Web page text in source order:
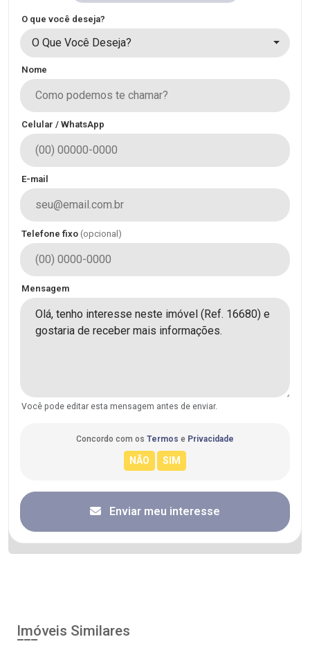
O que você deseja?
O Que Você Deseja?
Nome
Celular / WhatsApp
E-mail
Telefone fixo (opcional)
Mensagem
Você pode editar esta mensagem antes de enviar.
Concordo com os Termos e Privacidade
Enviar meu interesse
Imóveis Similares